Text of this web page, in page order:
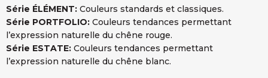
Série ÉLÉMENT: Couleurs standards et classiques.
Série PORTFOLIO: Couleurs tendances permettant
l’expression naturelle du chêne rouge.
Série ESTATE: Couleurs tendances permettant
l’expression naturelle du chêne blanc.